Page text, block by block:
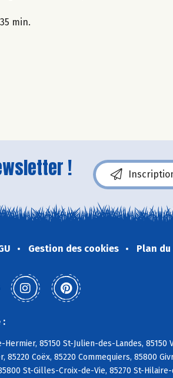
min.
!
Gestion des cookies Plan
:
85150 St-Julien-des-Landes, 85150
Coëx, 85220 Commequiers, 85800
St-Gilles-Croix-de-Vie, 85270 St-